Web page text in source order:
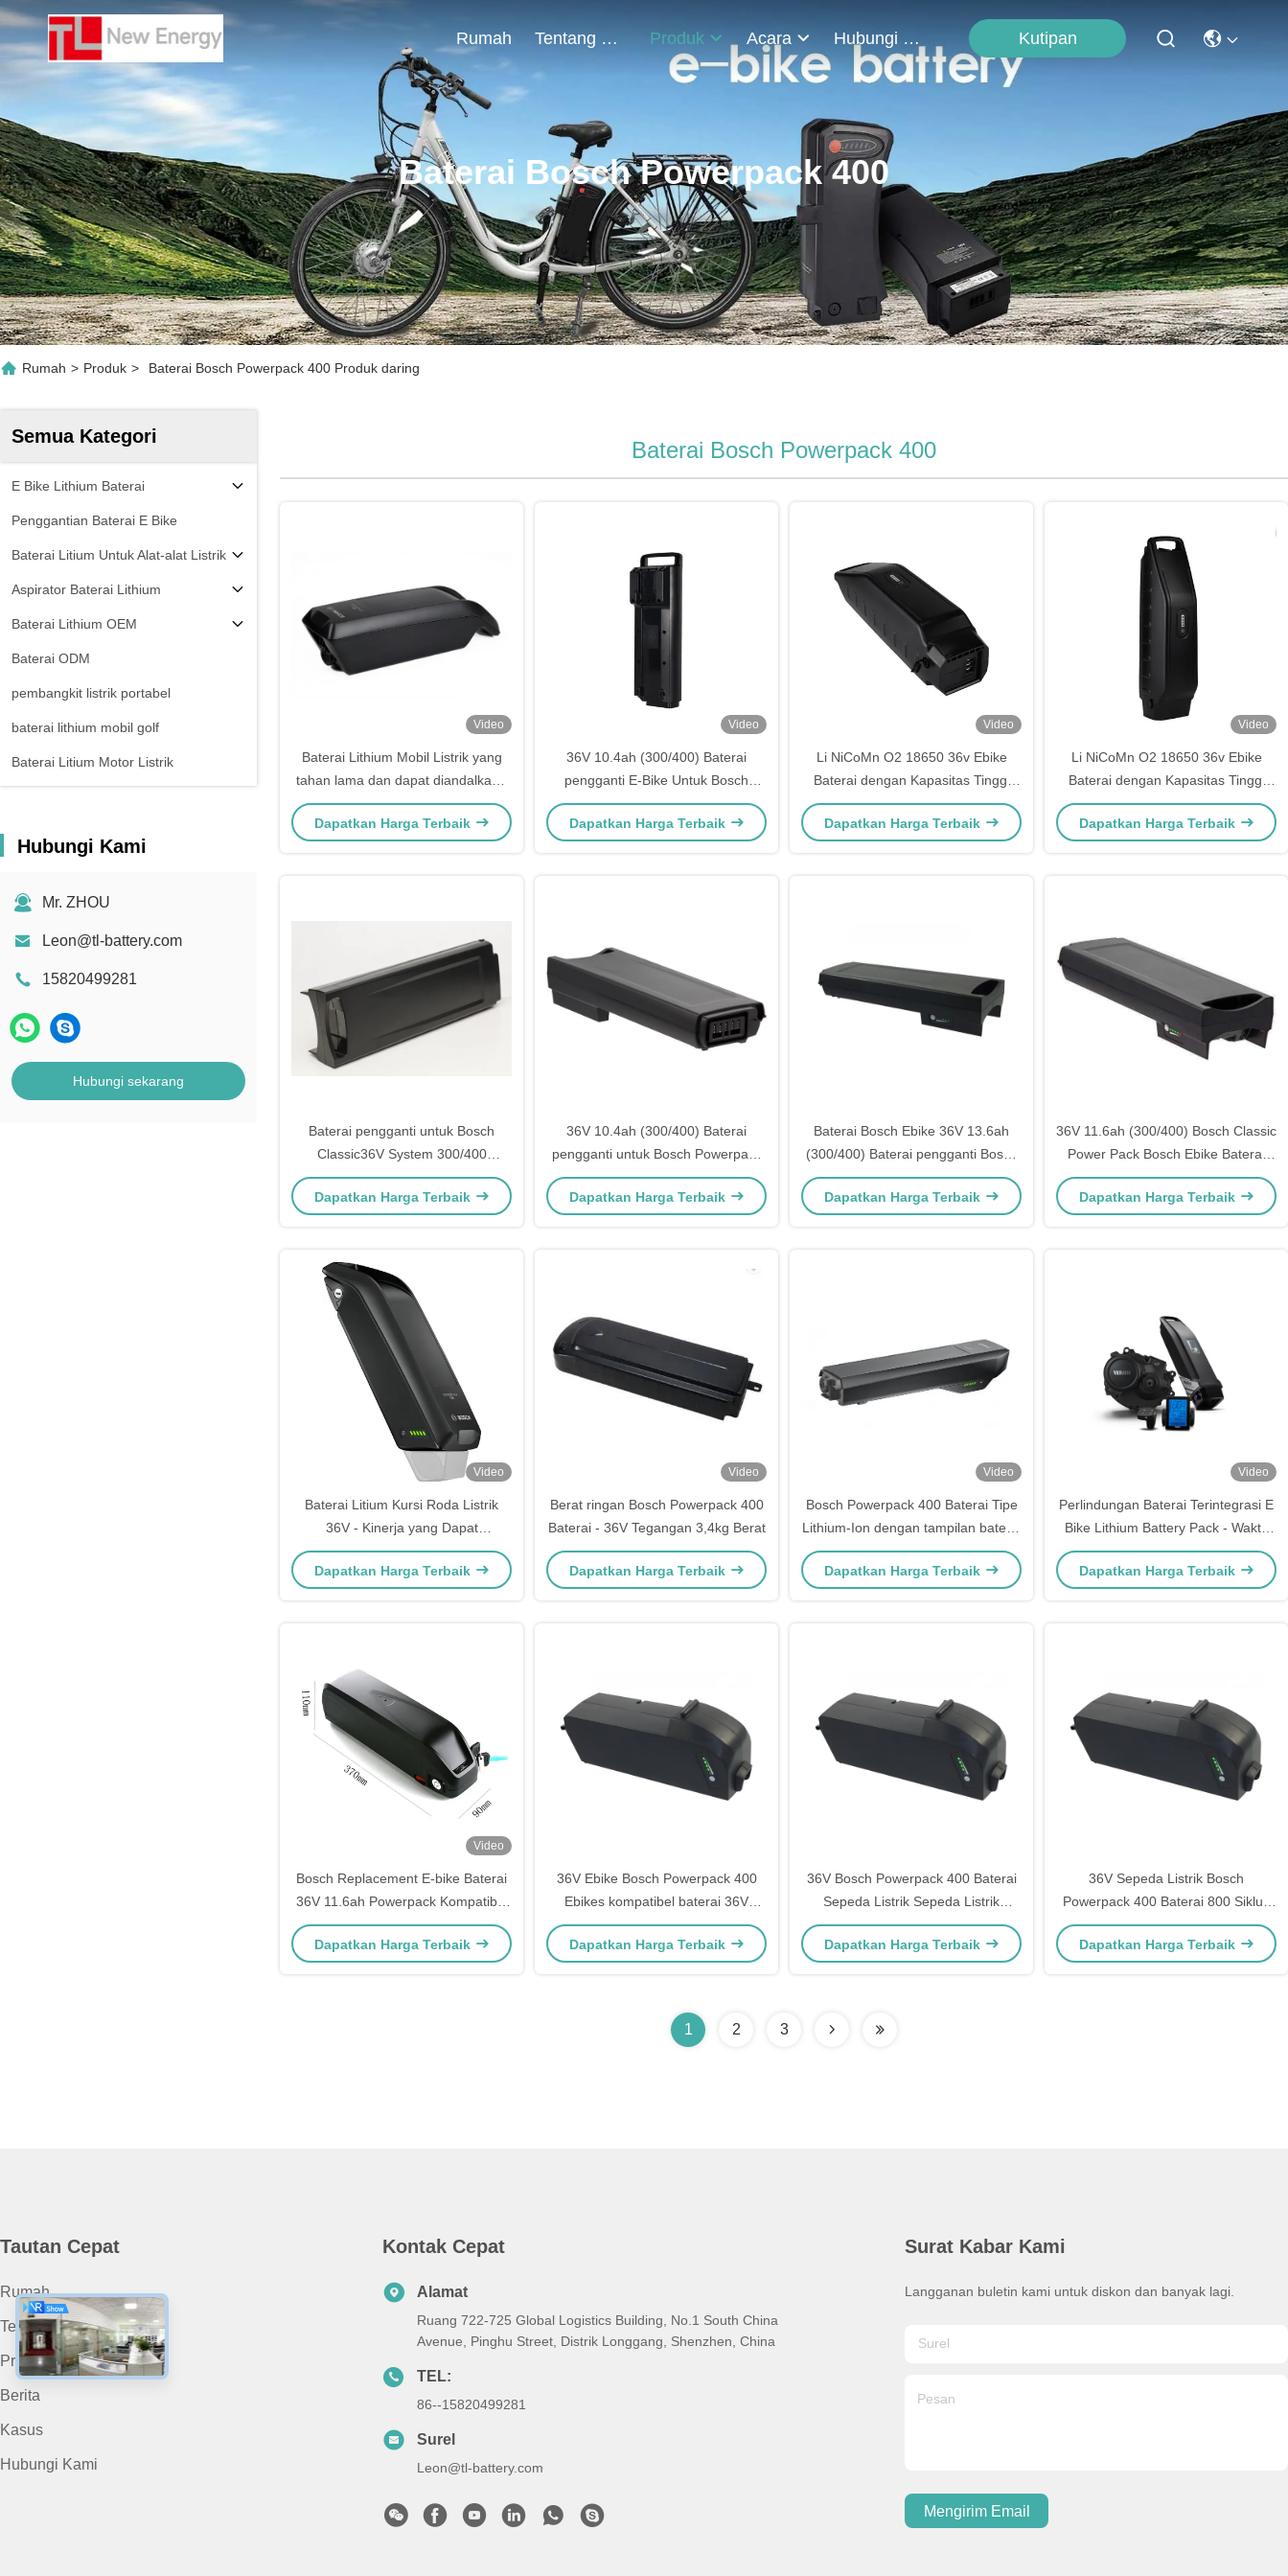
Rumah Tentang Kami Produk Acara Hubungi Kami Kutipan
Baterai Bosch Powerpack 400
Rumah > Produk > Baterai Bosch Powerpack 400 Produk daring
Semua Kategori
E Bike Lithium Baterai
Penggantian Baterai E Bike
Baterai Litium Untuk Alat-alat Listrik
Aspirator Baterai Lithium
Baterai Lithium OEM
Baterai ODM
pembangkit listrik portabel
baterai lithium mobil golf
Baterai Litium Motor Listrik
Hubungi Kami
Mr. ZHOU
Leon@tl-battery.com
15820499281
Hubungi sekarang
Baterai Bosch Powerpack 400
Video
Baterai Lithium Mobil Listrik yang
tahan lama dan dapat diandalkan -
3,4 kg
Dapatkan Harga Terbaik
Video
36V 10.4ah (300/400) Baterai
pengganti E-Bike Untuk Bosch
Powerpack Classic 500 Pannier
Rack E-Bike Pedelec Baterai
Dapatkan Harga Terbaik
Video
Li NiCoMn O2 18650 36v Ebike
Baterai dengan Kapasitas Tinggi
Kapasitas Nominal 10,4ah/11,6ah
Dapatkan Harga Terbaik
Video
Li NiCoMn O2 18650 36v Ebike
Baterai dengan Kapasitas Tinggi
Kapasitas Nominal 10,4ah/11,6ah
Dapatkan Harga Terbaik
Baterai pengganti untuk Bosch
Classic36V System 300/400
Kompatibel dengan Kalkhoff
Cannondale Raleigh
Dapatkan Harga Terbaik
36V 10.4ah (300/400) Baterai
pengganti untuk Bosch Powerpack
Classic 500 Pannier Rack E-Bike
Pedelec Baterai
Dapatkan Harga Terbaik
Baterai Bosch Ebike 36V 13.6ah
(300/400) Baterai pengganti Bosch
Classic Power Pack untuk Bosch
Powerpa
Dapatkan Harga Terbaik
36V 11.6ah (300/400) Bosch Classic
Power Pack Bosch Ebike Baterai
Pengganti Baterai Untuk Bosch
Powerpack
Dapatkan Harga Terbaik
Video
Baterai Litium Kursi Roda Listrik
36V - Kinerja yang Dapat
Diandalkan 800 Siklus Pengisian
Dapatkan Harga Terbaik
Video
Berat ringan Bosch Powerpack 400
Baterai - 36V Tegangan 3,4kg Berat
Dapatkan Harga Terbaik
Video
Bosch Powerpack 400 Baterai Tipe
Lithium-Ion dengan tampilan baterai
terintegrasi
Dapatkan Harga Terbaik
Video
Perlindungan Baterai Terintegrasi E
Bike Lithium Battery Pack - Waktu
Pengisian 4,5 jam yang ditawarkan
Dapatkan Harga Terbaik
Video
Bosch Replacement E-bike Baterai
36V 11.6ah Powerpack Kompatibel
dengan Ebikes Dengan Bosch 36V
Power Pack 300/400
Dapatkan Harga Terbaik
36V Ebike Bosch Powerpack 400
Ebikes kompatibel baterai 36V
Power Pack 300/400
Dapatkan Harga Terbaik
36V Bosch Powerpack 400 Baterai
Sepeda Listrik Sepeda Listrik
Baterai Pack
Dapatkan Harga Terbaik
36V Sepeda Listrik Bosch
Powerpack 400 Baterai 800 Siklus
Baterai Frame Mounted
Dapatkan Harga Terbaik
1 2 3
Tautan Cepat
Rumah
Tentang Kami
Produk
Berita
Kasus
Hubungi Kami
Kontak Cepat
Alamat
Ruang 722-725 Global Logistics Building, No.1 South China
Avenue, Pinghu Street, Distrik Longgang, Shenzhen, China
TEL:
86--15820499281
Surel
Leon@tl-battery.com
Surat Kabar Kami
Langganan buletin kami untuk diskon dan banyak lagi.
Mengirim Email